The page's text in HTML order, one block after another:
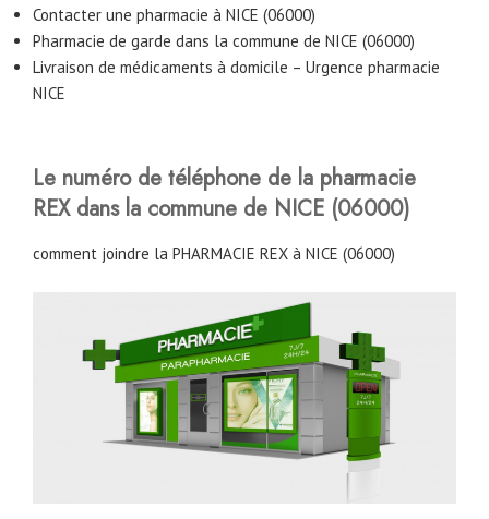
Contacter une pharmacie à NICE (06000)
Pharmacie de garde dans la commune de NICE (06000)
Livraison de médicaments à domicile – Urgence pharmacie
NICE
Le numéro de téléphone de la pharmacie
REX dans la commune de NICE (06000)
comment joindre la PHARMACIE REX à NICE (06000)